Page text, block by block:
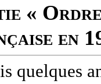
«
en
quelques